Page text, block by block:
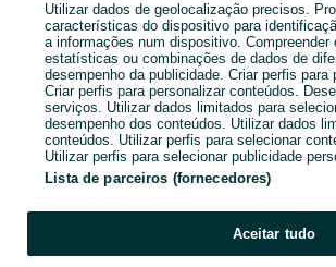
Enviar
Utilizar dados de geolocalização precisos.
características do dispositivo para
a informações num dispositivo.
estatísticas ou combinações de dados de
desempenho da publicidade. Criar perfis para
Criar perfis para personalizar conteúdos.
serviços. Utilizar dados limitados para
desempenho dos conteúdos. Utilizar dados
conteúdos. Utilizar perfis para selecionar
Utilizar perfis para selecionar publicidade
Lista de parceiros (fornecedores)
Aceitar tudo